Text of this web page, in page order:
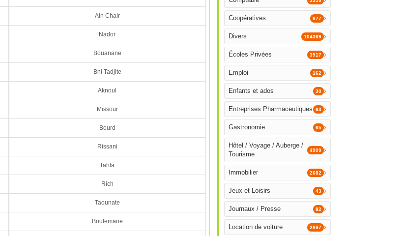
Ain Chair
Nador
Bouanane
Bni Tadjite
Aknoul
Missour
Bourd
Rissani
Tahla
Rich
Taounate
Boulemane
Coopératives 877
Divers 104369
Écoles Privées 3917
Emploi 162
Enfants et ados 30
Entreprises Pharmaceutiques 63
Gastronomie 65
Hôtel / Voyage / Auberge /
Tourisme
4909
Immobilier 2682
Jeux et Loisirs 43
Journaux / Presse 82
Location de voiture 2697